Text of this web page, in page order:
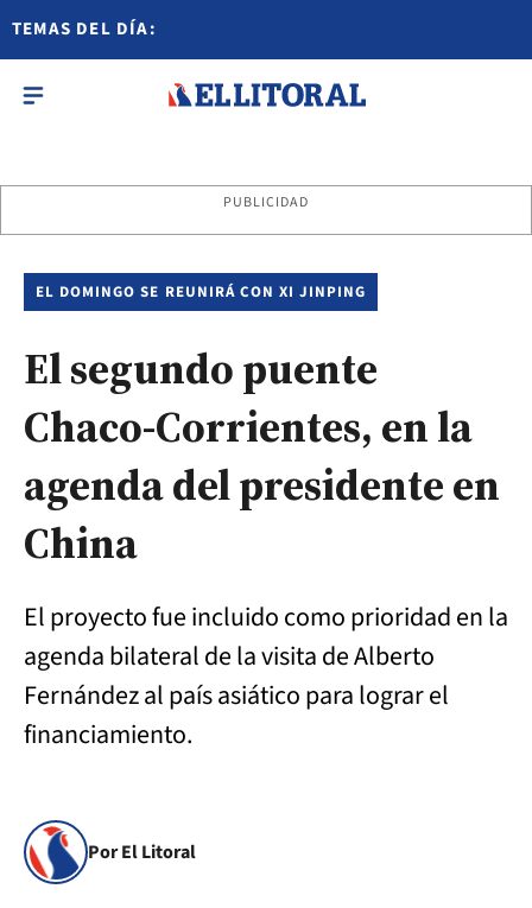
TEMAS DEL DÍA:
PUBLICIDAD
EL DOMINGO SE REUNIRÁ CON XI JINPING
El segundo puente
Chaco-Corrientes, en la
agenda del presidente en
China
El proyecto fue incluido como prioridad en la
agenda bilateral de la visita de Alberto
Fernández al país asiático para lograr el
financiamiento.
Por El Litoral